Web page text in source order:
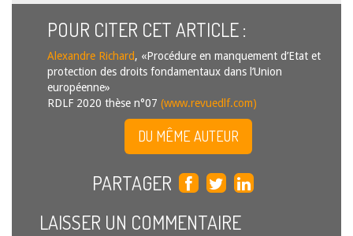
POUR CITER CET ARTICLE :
Alexandre Richard, «Procédure en manquement d’Etat et
protection des droits fondamentaux dans l’Union
européenne»
RDLF 2020 thèse n°07 (www.revuedlf.com)
DU MÊME AUTEUR
PARTAGER
LAISSER UN COMMENTAIRE